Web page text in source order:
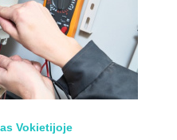
Vokietijoje